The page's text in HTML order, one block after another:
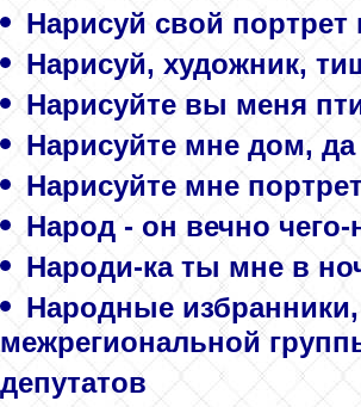
Нарисуй свой
Нарисуй, художник,
Нарисуйте вы меня
Нарисуйте мне дом,
Нарисуйте мне
Народ - он вечно
Народи-ка ты мне в
Народные
межрегиональной
депутатов